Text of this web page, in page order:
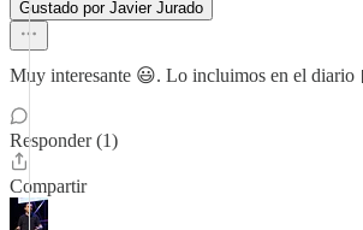
Gustado por Javier Jurado
Muy interesante 😃. Lo incluimos en el diario
Responder (1)
Compartir